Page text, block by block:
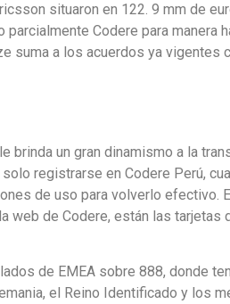
situaron en 122. 9 mm de
Codere para manera
suma a los acuerdos ya vigentes
un gran dinamismo a la
registrarse en Codere Perú,
de uso para volverlo efectivo.
web de Codere, están las tarjetas
de EMEA sobre 888, donde
el Reino Identificado y los